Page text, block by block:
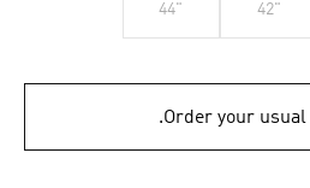
42"
44"
Order your usual